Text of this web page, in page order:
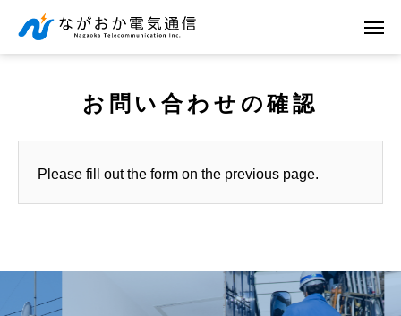
お問い合わせの確認
Please fill out the form on the previous page.